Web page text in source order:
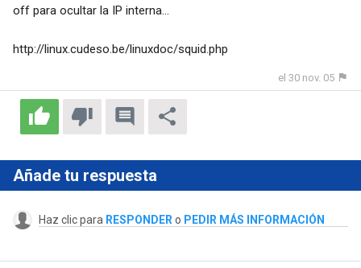
off para ocultar la IP interna...
http://linux.cudeso.be/linuxdoc/squid.php
el 30 nov. 05
Añade tu respuesta
Haz clic para RESPONDER o PEDIR MÁS INFORMACIÓN